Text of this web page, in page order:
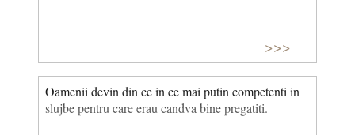
>>>
Oamenii devin din ce in ce mai putin competenti in
slujbe pentru care erau candva bine pregatiti.